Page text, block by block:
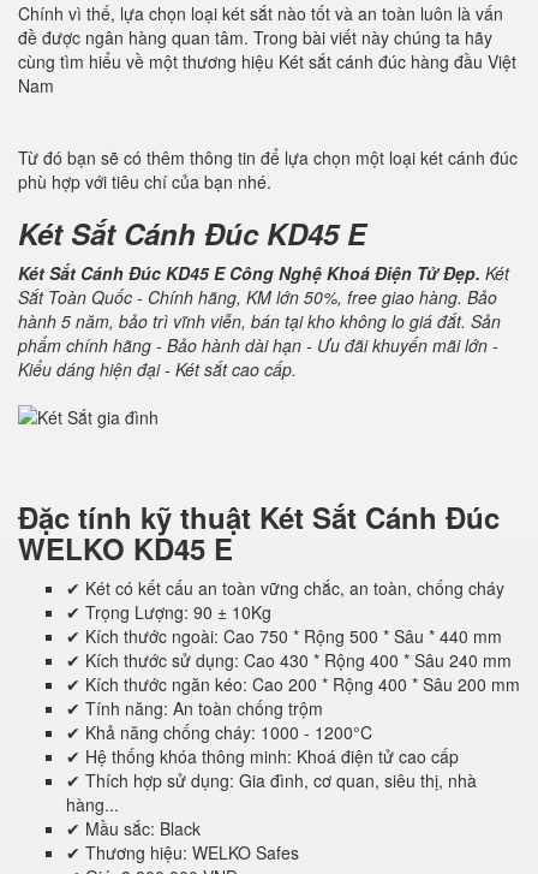
Chính vì thế, lựa chọn loại két sắt nào tốt và an toàn luôn là vấn
đề được ngân hàng quan tâm. Trong bài viết này chúng ta hãy
cùng tìm hiểu về một thương hiệu Két sắt cánh đúc hàng đầu Việt
Nam
Từ đó bạn sẽ có thêm thông tin để lựa chọn một loại két cánh đúc
phù hợp với tiêu chí của bạn nhé.
Két Sắt Cánh Đúc KD45 E
Két Sắt Cánh Đúc KD45 E Công Nghệ Khoá Điện Tử Đẹp. Két
Sắt Toàn Quốc - Chính hãng, KM lớn 50%, free giao hàng. Bảo
hành 5 năm, bảo trì vĩnh viễn, bán tại kho không lo giá đắt. Sản
phẩm chính hãng - Bảo hành dài hạn - Ưu đãi khuyến mãi lớn -
Kiểu dáng hiện đại - Két sắt cao cấp.
Đặc tính kỹ thuật Két Sắt Cánh Đúc
WELKO KD45 E
✔ Két có kết cấu an toàn vững chắc, an toàn, chống cháy
✔ Trọng Lượng: 90 ± 10Kg
✔ Kích thước ngoài: Cao 750 * Rộng 500 * Sâu * 440 mm
✔ Kích thước sử dụng: Cao 430 * Rộng 400 * Sâu 240 mm
✔ Kích thước ngăn kéo: Cao 200 * Rộng 400 * Sâu 200 mm
✔ Tính năng: An toàn chống trộm
✔ Khả năng chống cháy: 1000 - 1200°C
✔ Hệ thống khóa thông minh: Khoá điện tử cao cấp
✔ Thích hợp sử dụng: Gia đình, cơ quan, siêu thị, nhà
hàng...
✔ Mầu sắc: Black
✔ Thương hiệu: WELKO Safes